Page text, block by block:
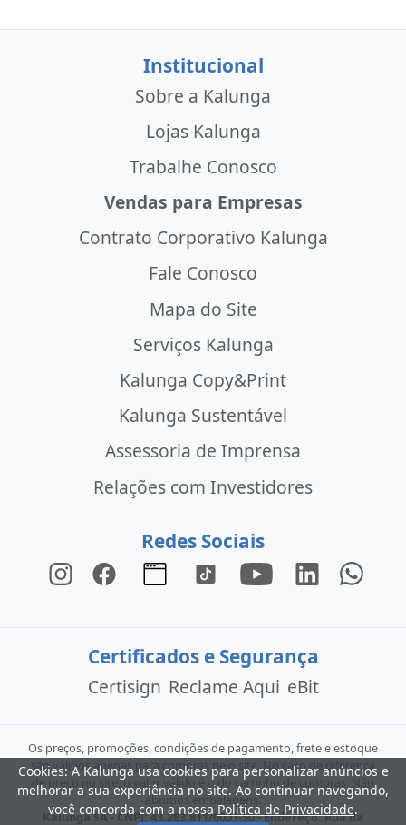
Institucional
Sobre a Kalunga
Lojas Kalunga
Trabalhe Conosco
Vendas para Empresas
Contrato Corporativo Kalunga
Fale Conosco
Mapa do Site
Serviços Kalunga
Kalunga Copy&Print
Kalunga Sustentável
Assessoria de Imprensa
Relações com Investidores
Redes Sociais
Certificados e Segurança
Certisign Reclame Aqui eBit
Os preços, promoções, condições de pagamento, frete e estoque
são válidos apenas para compras pelo site. No caso de diferença
de preço no site, o valor válido é o do carrinho de compras. Não
abrimos embalagens.
Kalunga SA - CNPJ: 43.283.811/0001-50 - Endereço: Rua da
Cookies: A Kalunga usa cookies para personalizar anúncios e
melhorar a sua experiência no site. Ao continuar navegando,
você concorda com a nossa Política de Privacidade.